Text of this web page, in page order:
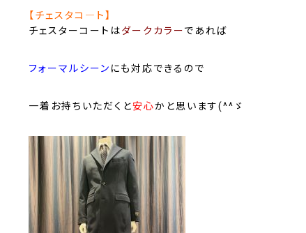
【チェスタコ―ト】
チェスターコートはダークカラーであれば
フォーマルシーン にも対応できるので
一着お持ちいただくと安心かと思います(^^ゞ